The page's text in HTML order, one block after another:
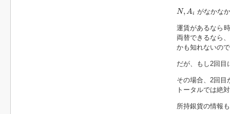
N,Ai
N, i がなかな
運賃があるなら
両替できるなら
かも知れないの
だが、もし2回
その場合、2回
トータルでは絶
所持銀貨の情報